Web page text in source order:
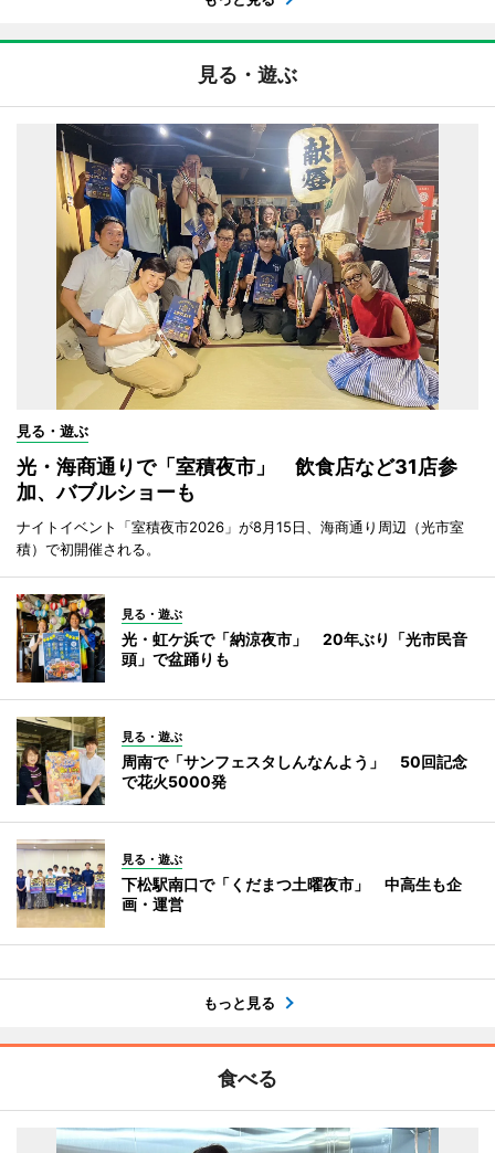
見る・遊ぶ
見る・遊ぶ
光・海商通りで「室積夜市」 飲食店など31店参
加、バブルショーも
ナイトイベント「室積夜市2026」が8月15日、海商通り周辺（光市室
積）で初開催される。
見る・遊ぶ
光・虹ケ浜で「納涼夜市」 20年ぶり「光市民音
頭」で盆踊りも
見る・遊ぶ
周南で「サンフェスタしんなんよう」 50回記念
で花火5000発
見る・遊ぶ
下松駅南口で「くだまつ土曜夜市」 中高生も企
画・運営
もっと見る
食べる